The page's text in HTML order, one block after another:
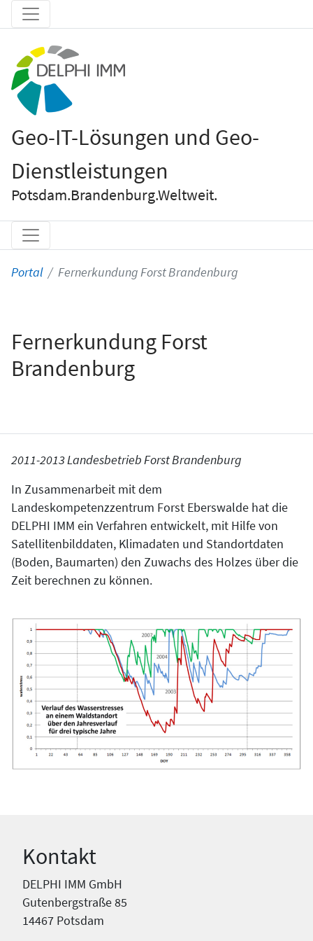
Geo-IT-Lösungen und Geo-
Dienstleistungen
Potsdam.Brandenburg.Weltweit.
Portal Fernerkundung Forst Brandenburg
Fernerkundung Forst
Brandenburg
2011-2013 Landesbetrieb Forst Brandenburg
In Zusammenarbeit mit dem
Landeskompetenzzentrum Forst Eberswalde hat die
DELPHI IMM ein Verfahren entwickelt, mit Hilfe von
Satellitenbilddaten, Klimadaten und Standortdaten
(Boden, Baumarten) den Zuwachs des Holzes über die
Zeit berechnen zu können.
Kontakt
DELPHI IMM GmbH
Gutenbergstraße 85
14467 Potsdam